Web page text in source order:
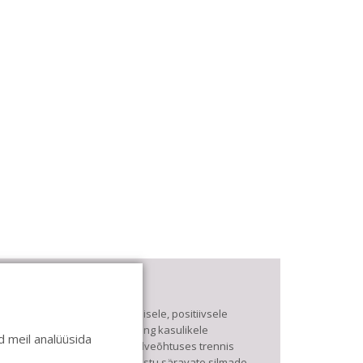
Me pühendume lõbusale olemisele, positiivsele
seltskonnale ja huvitavatele ning kasulikele
Kui mõnes meie talveõhtuses trennis
meil analüüsida